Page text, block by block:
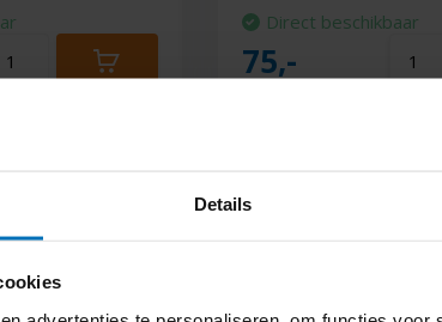
Details
Direct beschikbaar
75,-